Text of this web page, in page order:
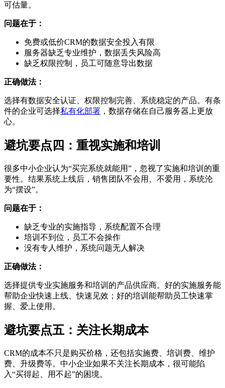
可估量。
问题在于：
免费或低价CRM的数据安全投入有限
服务器缺乏专业维护，数据丢失风险高
缺乏权限控制，员工可随意导出数据
正确做法：
选择有数据安全认证、权限控制完善、系统稳定的产品。有条
件的企业可选择私有化部署 ，数据存储在自己服务器上更放
心。
避坑要点四：重视实施和培训
很多中小企业认为“买完系统就能用”，忽视了实施和培训的重
要性。结果系统上线后，销售团队不会用、不爱用，系统沦
为“摆设”。
问题在于：
缺乏专业的实施指导，系统配置不合理
培训不到位，员工不会操作
没有专人维护，系统问题无人解决
正确做法：
选择提供专业实施服务和培训的产品供应商。好的实施服务能
帮助企业快速上线、快速见效；好的培训能帮助员工快速掌
握、爱上使用。
避坑要点五：关注长期成本
CRM的成本不只是购买价格，还包括实施费、培训费、维护
费、升级费等。中小企业如果不关注长期成本，很可能陷
入“买得起、用不起”的困境。